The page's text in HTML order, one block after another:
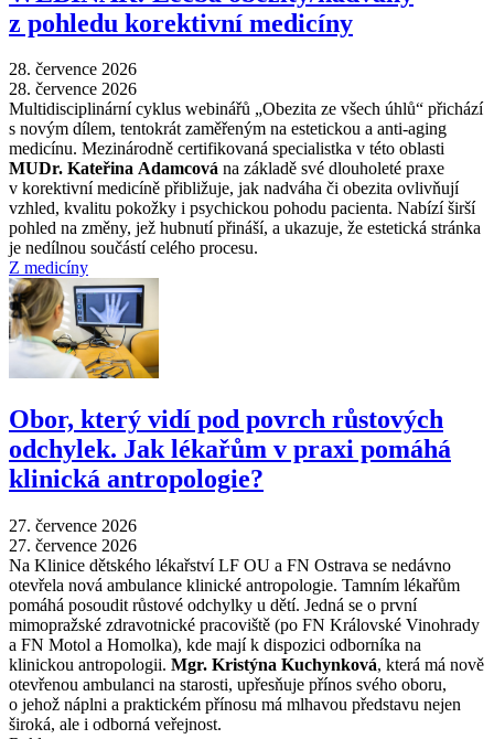
z pohledu korektivní medicíny
28. července 2026
28. července 2026
Multidisciplinární cyklus webinářů „Obezita ze všech úhlů“ přichází
s novým dílem, tentokrát zaměřeným na estetickou a anti-aging
medicínu. Mezinárodně certifikovaná specialistka v této oblasti
MUDr. Kateřina Adamcová na základě své dlouholeté praxe
v korektivní medicíně přibližuje, jak nadváha či obezita ovlivňují
vzhled, kvalitu pokožky i psychickou pohodu pacienta. Nabízí širší
pohled na změny, jež hubnutí přináší, a ukazuje, že estetická stránka
je nedílnou součástí celého procesu.
Z medicíny
Obor, který vidí pod povrch růstových
odchylek. Jak lékařům v praxi pomáhá
klinická antropologie?
27. července 2026
27. července 2026
Na Klinice dětského lékařství LF OU a FN Ostrava se nedávno
otevřela nová ambulance klinické antropologie. Tamním lékařům
pomáhá posoudit růstové odchylky u dětí. Jedná se o první
mimopražské zdravotnické pracoviště (po FN Královské Vinohrady
a FN Motol a Homolka), kde mají k dispozici odborníka na
klinickou antropologii. Mgr. Kristýna Kuchynková, která má nově
otevřenou ambulanci na starosti, upřesňuje přínos svého oboru,
o jehož náplni a praktickém přínosu má mlhavou představu nejen
široká, ale i odborná veřejnost.